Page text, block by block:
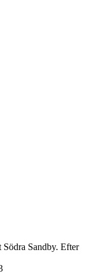
Sandby. Efter